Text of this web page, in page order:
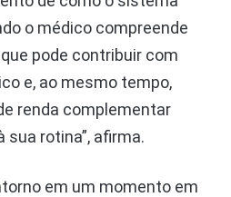
o médico compreende
pode contribuir com
e, ao mesmo tempo,
renda complementar
sua rotina”, afirma.
em um momento em